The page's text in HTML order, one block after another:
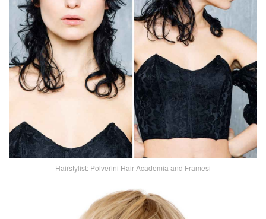
Hairstylist: Polverini Hair Academia and Framesi